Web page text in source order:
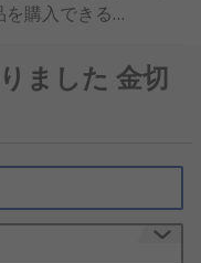
購入できるこ
/ニブラー のス
工具 や 工具/収
っておりま
はさみ/ニブラ
ひとつのご購
いて翌日出荷を
るいは ナイフ/
ました 金切